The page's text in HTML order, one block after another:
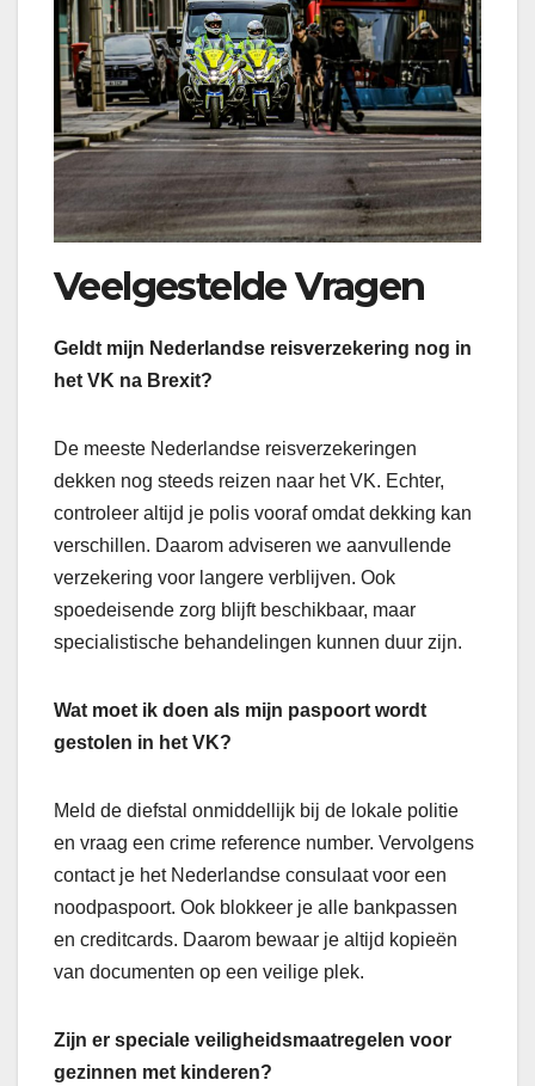
Veelgestelde Vragen
Geldt mijn Nederlandse reisverzekering nog in
het VK na Brexit?
De meeste Nederlandse reisverzekeringen
dekken nog steeds reizen naar het VK. Echter,
controleer altijd je polis vooraf omdat dekking kan
verschillen. Daarom adviseren we aanvullende
verzekering voor langere verblijven. Ook
spoedeisende zorg blijft beschikbaar, maar
specialistische behandelingen kunnen duur zijn.
Wat moet ik doen als mijn paspoort wordt
gestolen in het VK?
Meld de diefstal onmiddellijk bij de lokale politie
en vraag een crime reference number. Vervolgens
contact je het Nederlandse consulaat voor een
noodpaspoort. Ook blokkeer je alle bankpassen
en creditcards. Daarom bewaar je altijd kopieën
van documenten op een veilige plek.
Zijn er speciale veiligheidsmaatregelen voor
gezinnen met kinderen?